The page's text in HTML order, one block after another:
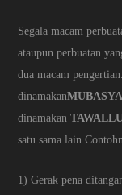
Segala macam
ataupun perbuatan
dua macam
dinamakan
dinamakan
satu sama
1) Gerak pena